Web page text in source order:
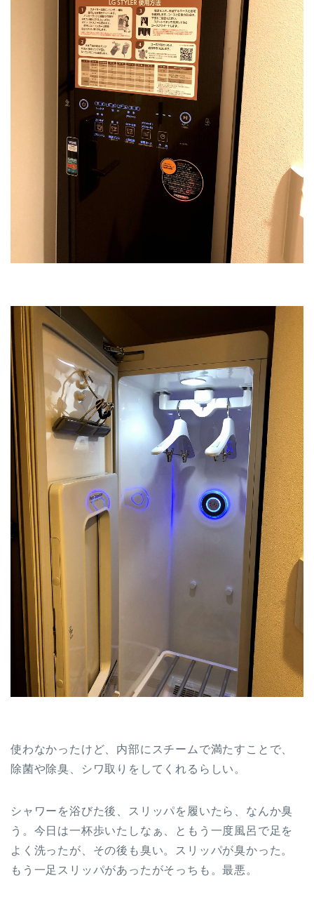
使わなかったけど、内部にスチームで満たすことで、
除菌や除臭、シワ取りをしてくれるらしい。
シャワーを浴びた後、スリッパを履いたら、なんか臭
う。今日は一杯歩いたしなぁ、ともう一度風呂で足を
よく洗ったが、その後も臭い。スリッパが臭かった。
もう一足スリッパがあったがそっちも。最悪。